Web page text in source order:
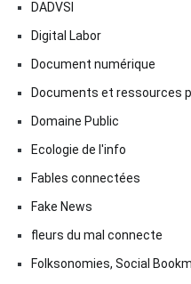
DADVSI
Digital Labor
Document numérique
Documents et ressources
Domaine Public
Ecologie de l'info
Fables connectées
Fake News
fleurs du mal connecte
Folksonomies, Social